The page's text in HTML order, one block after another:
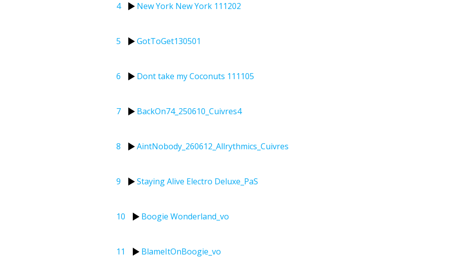
4 New York New York 111202
5 GotToGet130501
6 Dont take my Coconuts 111105
7 BackOn74_250610_Cuivres4
8 AintNobody_260612_Allrythmics_Cuivres
9 Staying Alive Electro Deluxe_PaS
10 Boogie Wonderland_vo
11 BlameItOnBoogie_vo